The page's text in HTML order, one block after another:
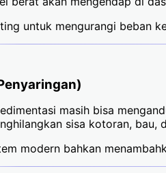
untuk mengurangi beban
masih bisa
sisa kotoran, bau,
modern bahkan